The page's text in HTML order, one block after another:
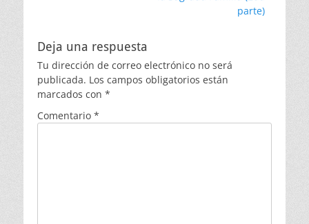
parte)
Deja una respuesta
Tu dirección de correo electrónico no será
publicada. Los campos obligatorios están
marcados con *
Comentario *